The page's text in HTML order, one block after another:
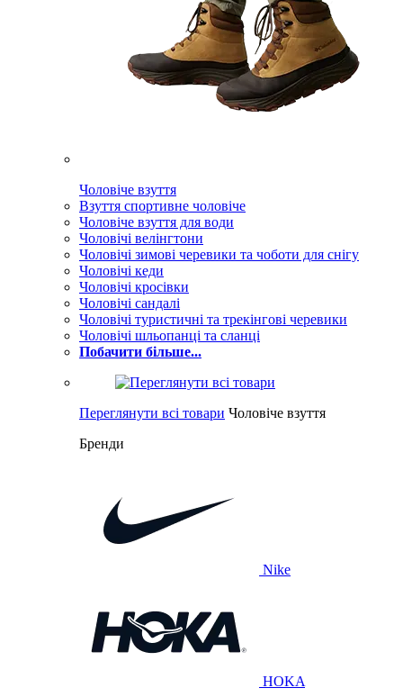
Чоловіче взуття
Взуття спортивне чоловіче
Чоловіче взуття для води
Чоловічі велінгтони
Чоловічі зимові черевики та чоботи для снігу
Чоловічі кеди
Чоловічі кросівки
Чоловічі сандалі
Чоловічі туристичні та трекінгові черевики
Чоловічі шльопанці та сланці
Побачити більше...
Переглянути всі товари Чоловіче взуття
Бренди
Nike
HOKA